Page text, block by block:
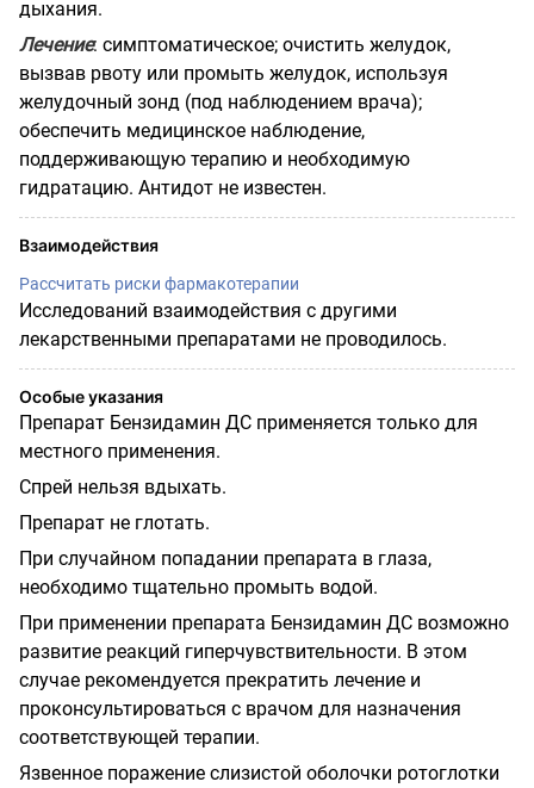
дыхания.
Лечение: симптоматическое; очистить желудок,
вызвав рвоту или промыть желудок, используя
желудочный зонд (под наблюдением врача);
обеспечить медицинское наблюдение,
поддерживающую терапию и необходимую
гидратацию. Антидот не известен.
Взаимодействия
Рассчитать риски фармакотерапии
Исследований взаимодействия с другими
лекарственными препаратами не проводилось.
Особые указания
Препарат Бензидамин ДС применяется только для
местного применения.
Спрей нельзя вдыхать.
Препарат не глотать.
При случайном попадании препарата в глаза,
необходимо тщательно промыть водой.
При применении препарата Бензидамин ДС возможно
развитие реакций гиперчувствительности. В этом
случае рекомендуется прекратить лечение и
проконсультироваться с врачом для назначения
соответствующей терапии.
Язвенное поражение слизистой оболочки ротоглотки